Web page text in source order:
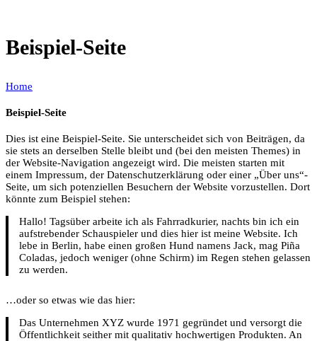
Beispiel-Seite
Home
Beispiel-Seite
Dies ist eine Beispiel-Seite. Sie unterscheidet sich von Beiträgen, da
sie stets an derselben Stelle bleibt und (bei den meisten Themes) in
der Website-Navigation angezeigt wird. Die meisten starten mit
einem Impressum, der Datenschutzerklärung oder einer „Über uns“-
Seite, um sich potenziellen Besuchern der Website vorzustellen. Dort
könnte zum Beispiel stehen:
Hallo! Tagsüber arbeite ich als Fahrradkurier, nachts bin ich ein
aufstrebender Schauspieler und dies hier ist meine Website. Ich
lebe in Berlin, habe einen großen Hund namens Jack, mag Piña
Coladas, jedoch weniger (ohne Schirm) im Regen stehen gelassen
zu werden.
…oder so etwas wie das hier:
Das Unternehmen XYZ wurde 1971 gegründet und versorgt die
Öffentlichkeit seither mit qualitativ hochwertigen Produkten. An